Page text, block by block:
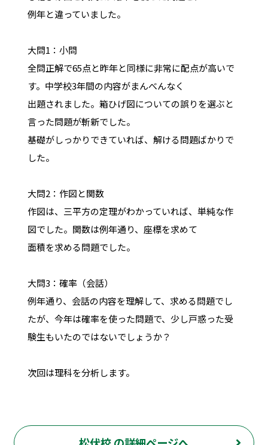
例年と違っていました。
大問1：小問
全問正解で65点と昨年と同様に非常に配点が高いで
す。中学校3年間の内容がまんべんなく
出題されました。箱ひげ図についての誤りを選ぶと
言った問題が斬新でした。
基礎がしっかりできていれば、解ける問題ばかりで
した。
大問2：作図と関数
作図は、三平方の定理がわかっていれば、単純な作
図でした。関数は例年通り、座標を求めて
面積を求める問題でした。
大問3：確率（会話）
例年通り、会話の内容を理解して、求める問題でし
たが、今年は確率を使った問題で、少し戸惑った受
験生もいたのではないでしょうか？
次回は理科を分析します。